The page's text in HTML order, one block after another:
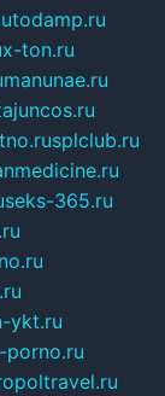
x-ton.ru
manunae.ru
splclub.ru
seks-365.ru
ykt.ru
porno.ru